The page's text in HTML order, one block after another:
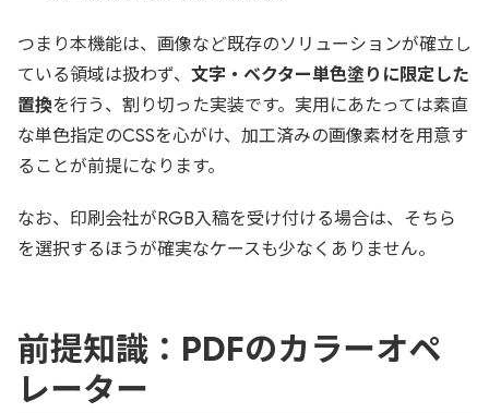
つまり本機能は、画像など既存のソリューションが確立し
ている領域は扱わず、 文字・ベクター単色塗りに限定した
置換を行う、割り切った実装です。実用にあたっては素直
な単色指定のCSSを心がけ、加工済みの画像素材を用意す
ることが前提になります。
なお、印刷会社がRGB入稿を受け付ける場合は、そちら
を選択するほうが確実なケースも少なくありません。
前提知識：PDFのカラーオペ
レーター